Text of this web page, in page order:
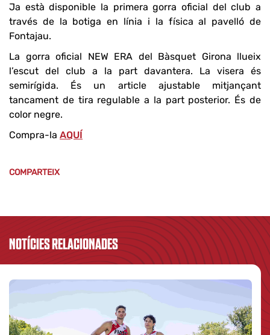
Ja està disponible la primera gorra oficial del club a
través de la botiga en línia i la física al pavelló de
Fontajau.
La gorra oficial NEW ERA del Bàsquet Girona llueix
l’escut del club a la part davantera. La visera és
semirígida. És un article ajustable mitjançant
tancament de tira regulable a la part posterior. És de
color negre.
Compra-la AQUÍ
COMPARTEIX
NOTÍCIES RELACIONADES